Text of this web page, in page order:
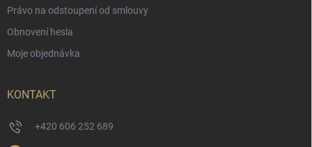
Právo na odstoupení od smlouvy
Obnovení hesla
Moje objednávka
KONTAKT
+420 606 252 689